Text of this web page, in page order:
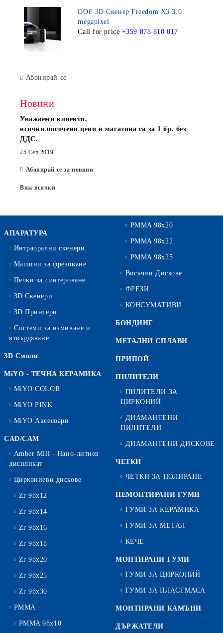
DOF 3D Скенер Freedom X3 3.0
megapixel
Call for price +359 878 810 817
Абонирай се
Новини
Уважаеми клиенти,
всички посочени цени в магазина са за 1 бр. без
ДДС.
25 Сеп 2019
Абонирай се за новини
Виж всички
АПАРАТУРА
Интраорални скенери
Машини за фрезоване
Печки за синтероване
3D Скенери
3D Принтери
Системи за измиване и
втвърдяване
3D Смоли
MiYO - ТЕЧНА КЕРАМИКА
MiYO COLOR
MiYO PINK
MiYO Аксесоари
CAD/CAM
Amber Mill - Нано-литиев
дисиликат
Циркониеви дискове
Zr 98x12
Zr 98x14
Zr 98x16
Zr 98x18
Zr 98x20
Zr 98x25
Zr 98x30
PMMA
PMMA 98x10
PMMA 98x20
PMMA 98x22
PMMA 98x25
Восъчни Дискове
ФРЕЗИ
КОНСУМАТИВИ
БОНДИНГ
МЕТАЛНИ СПЛАВИ
ПРИПОЙ
ПИЛИТЕЛИ
ПИЛИТЕЛИ ЗА
ЦИРКОНИЙ
ДИАМАНТЕНИ
ПИЛИТЕЛИ
ДИАМАНТЕНИ ДИСКОВЕ
ЧЕТКИ
ЧЕТКИ ЗА ПОЛИРАНЕ
НЕМОНТИРАНИ ГУМИ
ГУМИ ЗА КЕРАМИКА
ГУМИ ЗА МЕТАЛ
КЕЧЕ
МОНТИРАНИ ГУМИ
ГУМИ ЗА ЦИРКОНИЙ
ГУМИ ЗА ПЛАСТМАСА
МОНТИРАНИ КАМЪНИ
ДЪРЖАТЕЛИ